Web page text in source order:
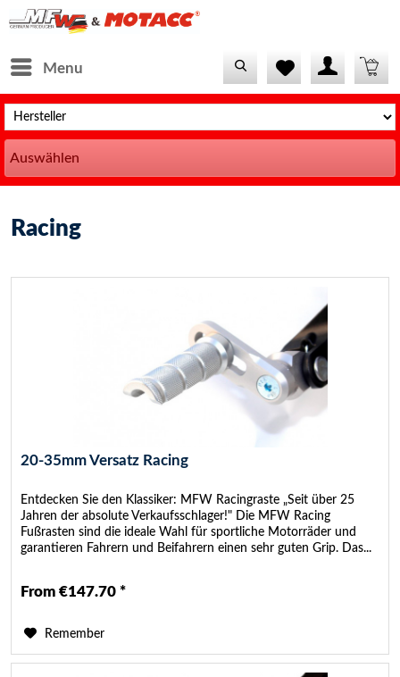
Menu
Auswählen
Racing
20-35mm Versatz Racing
Entdecken Sie den Klassiker: MFW Racingraste „Seit über 25
Jahren der absolute Verkaufsschlager!" Die MFW Racing
Fußrasten sind die ideale Wahl für sportliche Motorräder und
garantieren Fahrern und Beifahrern einen sehr guten Grip. Das...
From €147.70 *
Remember